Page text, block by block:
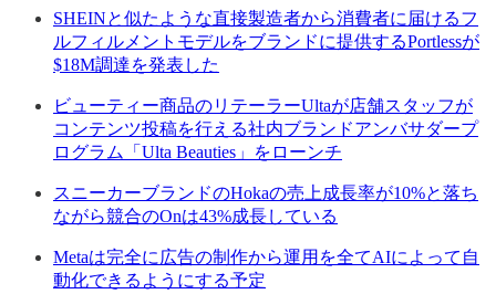
SHEINと似たような直接製造者から消費者に届けるフ
ルフィルメントモデルをブランドに提供するPortlessが
$18M調達を発表した
ビューティー商品のリテーラーUltaが店舗スタッフが
コンテンツ投稿を行える社内ブランドアンバサダープ
ログラム「Ulta Beauties」をローンチ
スニーカーブランドのHokaの売上成長率が10%と落ち
ながら競合のOnは43%成長している
Metaは完全に広告の制作から運用を全てAIによって自
動化できるようにする予定